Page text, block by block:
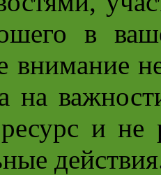
в
внимание
на
и не